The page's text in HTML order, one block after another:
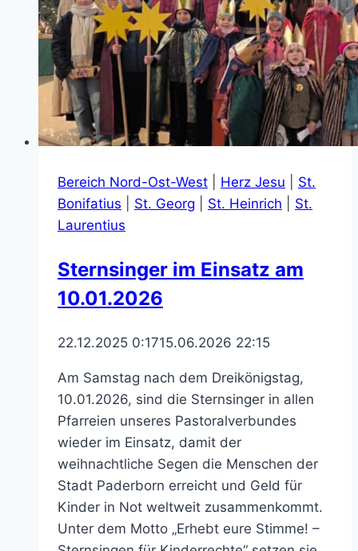
Bereich Nord-Ost-West Herz Jesu
St.
Bonifatius
St. Georg St. Heinrich
St.
Laurentius
Sternsinger im Einsatz am
10.01.2026
22.12.2025 0:1715.06.2026 22:15
Am Samstag nach dem Dreikönigstag,
10.01.2026, sind die Sternsinger in allen
Pfarreien unseres Pastoralverbundes
wieder im Einsatz, damit der
weihnachtliche Segen die Menschen der
Stadt Paderborn erreicht und Geld für
Kinder in Not weltweit zusammenkommt.
Unter dem Motto „Erhebt eure Stimme! –